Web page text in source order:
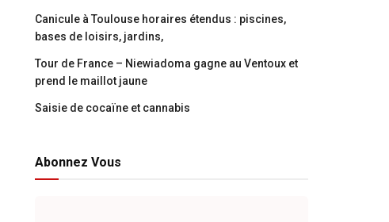
Canicule à Toulouse horaires étendus : piscines,
bases de loisirs, jardins,
Tour de France – Niewiadoma gagne au Ventoux et
prend le maillot jaune
Saisie de cocaïne et cannabis
Abonnez Vous